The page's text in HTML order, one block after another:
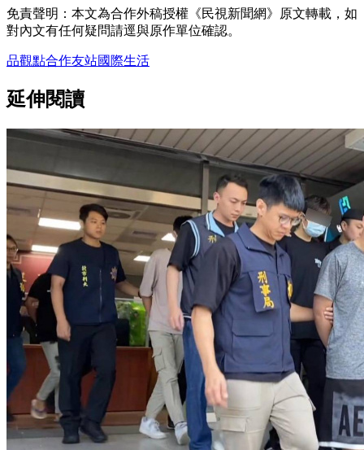
免責聲明：本文為合作外稿授權《民視新聞網》原文轉載，如
對內文有任何疑問請逕與原作單位確認。
品觀點合作友站國際生活
延伸閱讀